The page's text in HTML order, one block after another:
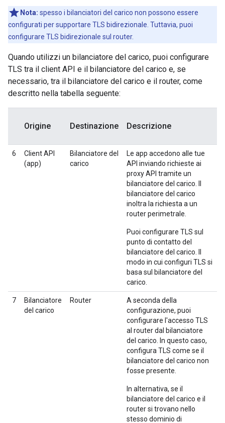
Nota: spesso i bilanciatori del carico non possono essere
configurati per supportare TLS bidirezionale. Tuttavia, puoi
configurare TLS bidirezionale sul router.
Quando utilizzi un bilanciatore del carico, puoi configurare
TLS tra il client API e il bilanciatore del carico e, se
necessario, tra il bilanciatore del carico e il router, come
descritto nella tabella seguente:
Origine Destinazione Descrizione
6
Client API
(app)
Bilanciatore del
carico
Le app accedono alle tue
API inviando richieste ai
proxy API tramite un
bilanciatore del carico. Il
bilanciatore del carico
inoltra la richiesta a un
router perimetrale.
Puoi configurare TLS sul
punto di contatto del
bilanciatore del carico. Il
modo in cui configuri TLS si
basa sul bilanciatore del
carico.
7
Bilanciatore
del carico
Router
A seconda della
configurazione, puoi
configurare l'accesso TLS
al router dal bilanciatore
del carico. In questo caso,
configura TLS come se il
bilanciatore del carico non
fosse presente.
In alternativa, se il
bilanciatore del carico e il
router si trovano nello
stesso dominio di